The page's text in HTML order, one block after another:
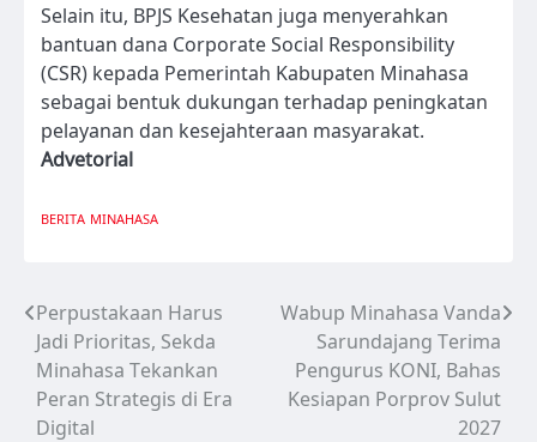
Selain itu, BPJS Kesehatan juga menyerahkan
bantuan dana Corporate Social Responsibility
(CSR) kepada Pemerintah Kabupaten Minahasa
sebagai bentuk dukungan terhadap peningkatan
pelayanan dan kesejahteraan masyarakat.
Advetorial
BERITA MINAHASA
Navigasi
pos
Perpustakaan Harus
Jadi Prioritas, Sekda
Minahasa Tekankan
Peran Strategis di Era
Digital
Wabup Minahasa Vanda
Sarundajang Terima
Pengurus KONI, Bahas
Kesiapan Porprov Sulut
2027